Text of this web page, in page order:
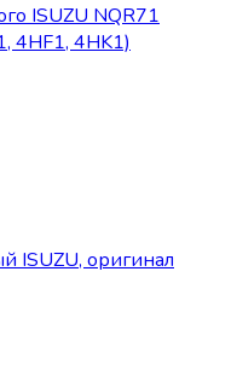
ISUZU NQR71
4HF1, 4HK1)
ISUZU, оригинал